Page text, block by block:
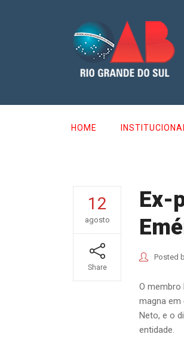
HOME
12
agosto
Share
Ex-
Posted
O membro
magna em
Neto, e o
entidade.